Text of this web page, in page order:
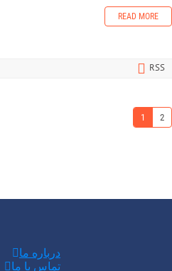
READ MORE
RSS
1 2
درباره ما
تماس با ما